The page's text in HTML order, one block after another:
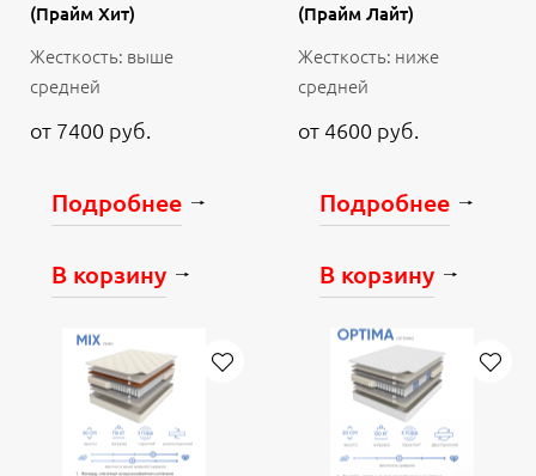
(Прайм Хит)
Жесткость: выше
средней
от 7400 руб.
Подробнее
В корзину
(Прайм Лайт)
Жесткость: ниже
средней
от 4600 руб.
Подробнее
В корзину